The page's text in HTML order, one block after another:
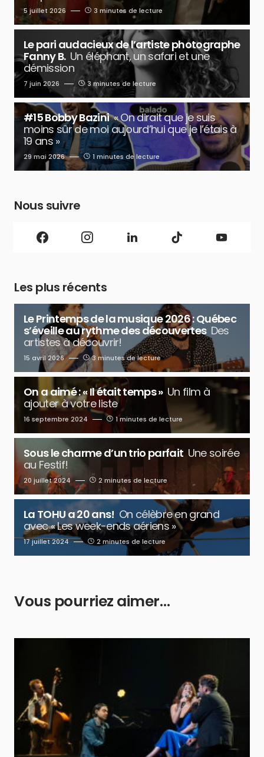
5 juillet 2026 3 minutes de lecture
Le pari audacieux de l’artiste photographe
Fanny B. Un éléphant, un safari et une
démission
7 juin 2026 3 minutes de lecture
#15 Bobby Bazini « On dirait que je suis
moins sûr de moi aujourd’hui que je l’étais à
19 ans »
29 mai 2026 1 minutes de lecture
Nous suivre
Les plus récents
Le Printemps de la musique 2026 : Québec
s’éveille au rythme des découvertes Des
artistes à découvrir!
15 avril 2026 3 minutes de lecture
On a aimé : « Il était temps » Un film à
ajouter à votre liste
16 septembre 2024 1 minutes de lecture
Sous le charme d’un trio parfait Une soirée
au Festif!
20 juillet 2024 2 minutes de lecture
La TOHU a 20 ans! On célèbre en grand
avec « Les week-ends aériens »
17 juillet 2024 2 minutes de lecture
Vous pourriez aimer…